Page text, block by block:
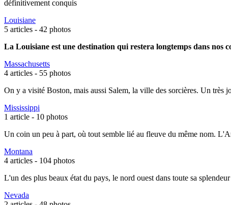
définitivement conquis
Louisiane
5 articles - 42 photos
La Louisiane est une destination qui restera longtemps dans nos
Massachusetts
4 articles - 55 photos
On y a visité Boston, mais aussi Salem, la ville des sorcières. Un très
Mississippi
1 article - 10 photos
Un coin un peu à part, où tout semble lié au fleuve du même nom.
Montana
4 articles - 104 photos
L'un des plus beaux état du pays, le nord ouest dans toute sa
Nevada